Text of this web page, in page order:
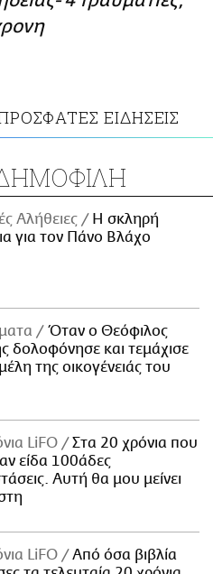
ΕΙΔΗΣΕΙΣ
Αλήθειες
H σκληρή
για τον Πάνο Βλάχο
Όταν ο Θεόφιλος
δολοφόνησε και τεμάχισε
της οικογένειάς του
LiFO
Στα 20 χρόνια που
είδα 100άδες
Αυτή θα μου μείνει
LiFO
Από όσα βιβλία